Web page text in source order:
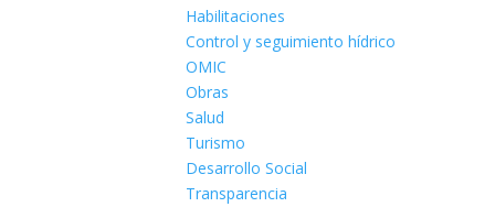
Habilitaciones
Control y seguimiento hídrico
OMIC
Obras
Salud
Turismo
Desarrollo Social
Transparencia